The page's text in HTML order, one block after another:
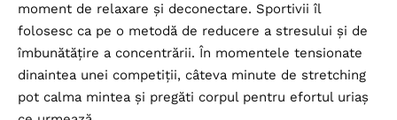
moment de relaxare și deconectare. Sportivii îl
folosesc ca pe o metodă de reducere a stresului și de
îmbunătățire a concentrării. În momentele tensionate
dinaintea unei competiții, câteva minute de stretching
pot calma mintea și pregăti corpul pentru efortul uriaș